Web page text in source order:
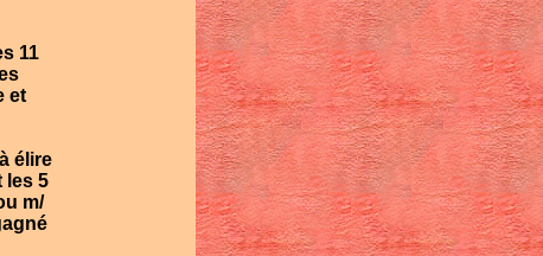
11
et
élire
les 5
m/